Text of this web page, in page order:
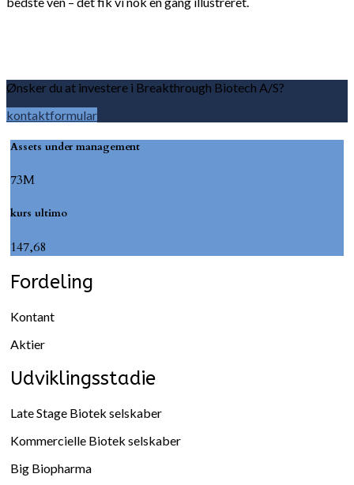
Ønsker du at investere i Breakthrough Biotech A/S?
kontaktformular
Assets under management
73M
kurs ultimo
147,68
Fordeling
Kontant
Aktier
Udviklingsstadie
Late Stage Biotek selskaber
Kommercielle Biotek selskaber
Big Biopharma